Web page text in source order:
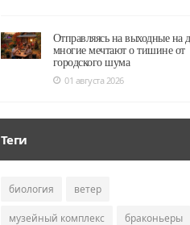
Отправляясь на выходные на
многие мечтают о тишине от
городского шума
01 августа 2026
Теги
биология ветер
музейный комплекс браконьеры